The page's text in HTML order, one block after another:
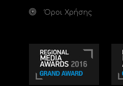
Όροι Χρήσης